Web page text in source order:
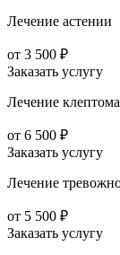
Лечение астении
от 3 500 ₽
Заказать услугу
Лечение
от 6 500 ₽
Заказать услугу
Лечение
от 5 500 ₽
Заказать услугу